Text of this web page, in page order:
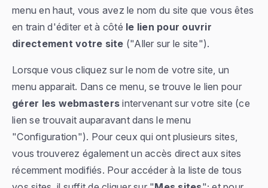
menu en haut, vous avez le nom du site que vous êtes
en train d'éditer et à côté le lien pour ouvrir
directement votre site ("Aller sur le site").
Lorsque vous cliquez sur le nom de votre site, un
menu apparait. Dans ce menu, se trouve le lien pour
gérer les webmasters intervenant sur votre site (ce
lien se trouvait auparavant dans le menu
"Configuration"). Pour ceux qui ont plusieurs sites,
vous trouverez également un accès direct aux sites
récemment modifiés. Pour accéder à la liste de tous